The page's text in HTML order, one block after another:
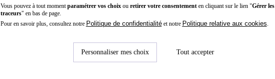
Vous pouvez à tout moment paramétrer vos choixou retirer votre consentementen cliquant sur le lien "Gérer les
traceurs" en bas de page.
Pour en savoir plus, consultez notre Politique de confidentialitéet notre Politique relative aux cookies
Personnaliser mes choix Tout accepter